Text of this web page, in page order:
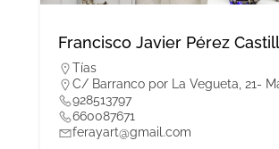
Francisco Javier Pérez
Tías
C/ Barranco por La Vegueta, 21-
928513797
660087671
ferayart@gmail.com